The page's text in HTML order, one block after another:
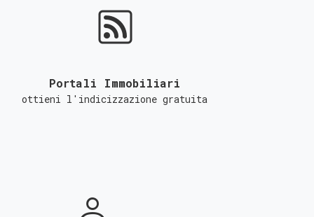
Portali Immobiliari
ottieni l'indicizzazione gratuita